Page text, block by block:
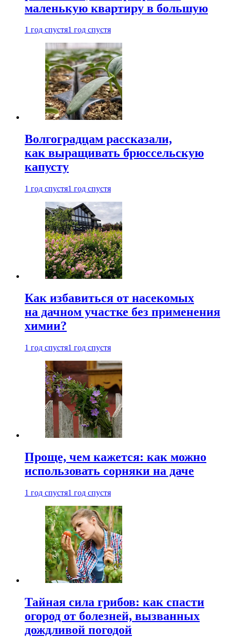
маленькую квартиру в большую
1 год спустя1 год спустя
Волгоградцам рассказали,
как выращивать брюссельскую
капусту
1 год спустя1 год спустя
Как избавиться от насекомых
на дачном участке без применения
химии?
1 год спустя1 год спустя
Проще, чем кажется: как можно
использовать сорняки на даче
1 год спустя1 год спустя
Тайная сила грибов: как спасти
огород от болезней, вызванных
дождливой погодой